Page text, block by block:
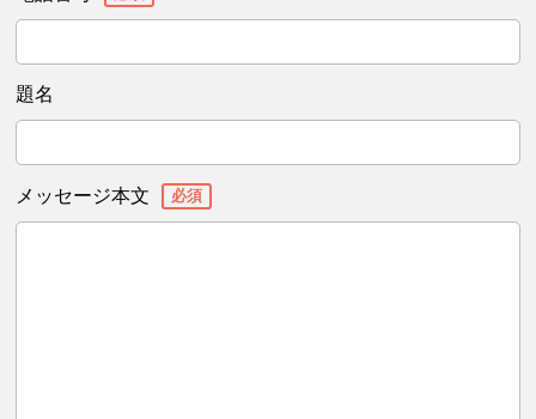
題名
メッセージ本文 必須